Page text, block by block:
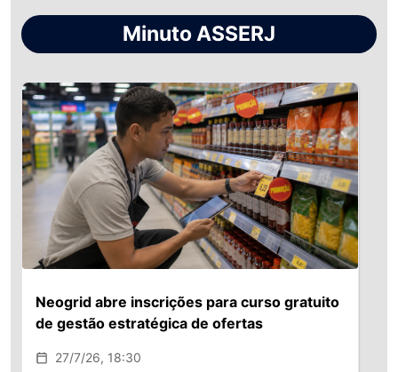
Minuto ASSERJ
Neogrid abre inscrições para curso gratuito
de gestão estratégica de ofertas
27/7/26, 18:30